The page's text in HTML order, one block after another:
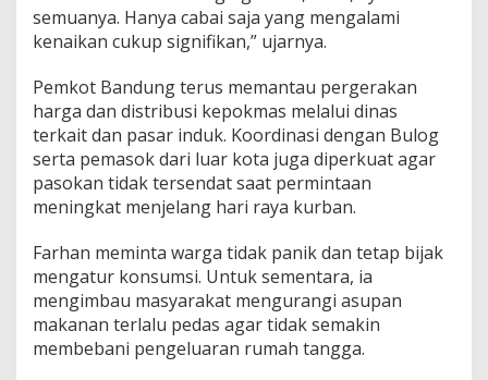
semuanya. Hanya cabai saja yang mengalami
kenaikan cukup signifikan,” ujarnya.
Pemkot Bandung terus memantau pergerakan
harga dan distribusi kepokmas melalui dinas
terkait dan pasar induk. Koordinasi dengan Bulog
serta pemasok dari luar kota juga diperkuat agar
pasokan tidak tersendat saat permintaan
meningkat menjelang hari raya kurban.
Farhan meminta warga tidak panik dan tetap bijak
mengatur konsumsi. Untuk sementara, ia
mengimbau masyarakat mengurangi asupan
makanan terlalu pedas agar tidak semakin
membebani pengeluaran rumah tangga.